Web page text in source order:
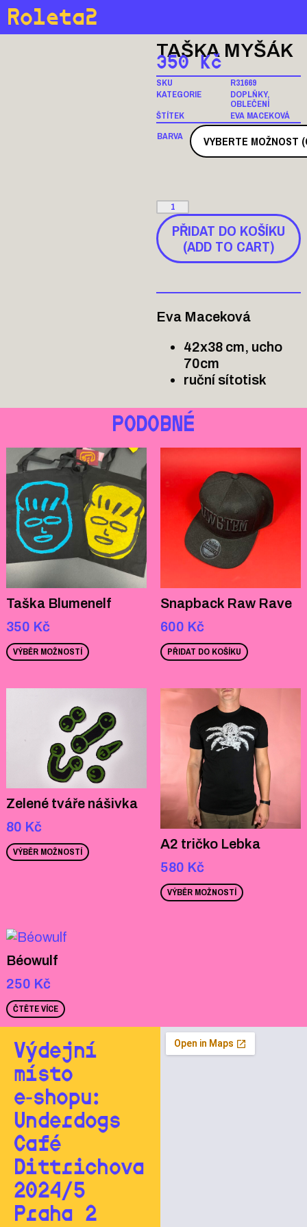
Roleta2
TAŠKA MYŠÁK
350 Kč
SKU
R31669
KATEGORIE
DOPLŇKY,
OBLEČENÍ
ŠTÍTEK
EVA MACEKOVÁ
BARVA
PŘIDAT DO KOŠÍKU
(ADD TO CART)
Eva Maceková
42x38 cm, ucho
70cm
ruční sítotisk
PODOBNÉ
Taška Blumenelf
350 Kč
VÝBĚR MOŽNOSTÍ
Snapback Raw Rave
600 Kč
PŘIDAT DO KOŠÍKU
Zelené tváře nášivka
80 Kč
VÝBĚR MOŽNOSTÍ
A2 tričko Lebka
580 Kč
VÝBĚR MOŽNOSTÍ
Béowulf
250 Kč
ČTĚTE VÍCE
Výdejní
místo
e‑shopu:
Underdogs
Café
Dittrichova
2024/5
Praha 2